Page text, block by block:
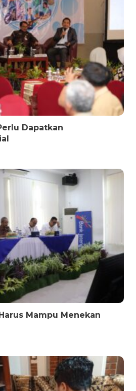
Dapatkan
Mampu Menekan